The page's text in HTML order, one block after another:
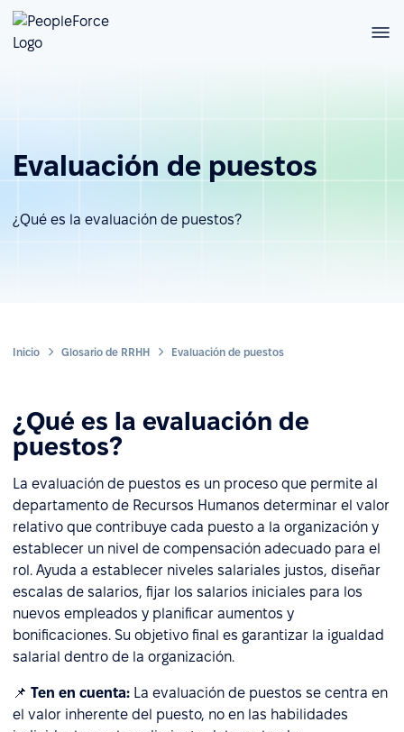
Evaluación de puestos
¿Qué es la evaluación de puestos?
Inicio Glosario de RRHH Evaluación de puestos
¿Qué es la evaluación de
puestos?
La evaluación de puestos es un proceso que permite al
departamento de Recursos Humanos determinar el valor
relativo que contribuye cada puesto a la organización y
establecer un nivel de compensación adecuado para el
rol. Ayuda a establecer niveles salariales justos, diseñar
escalas de salarios, fijar los salarios iniciales para los
nuevos empleados y planificar aumentos y
bonificaciones. Su objetivo final es garantizar la igualdad
salarial dentro de la organización.
📌 Ten en cuenta: La evaluación de puestos se centra en
el valor inherente del puesto, no en las habilidades